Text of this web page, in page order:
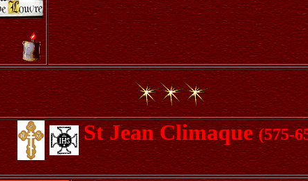
St Jean Climaque(575-